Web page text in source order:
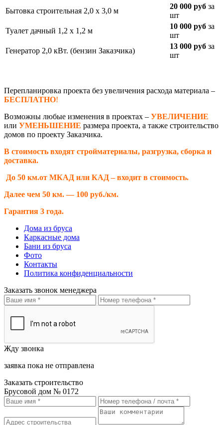
Бытовка строительная 2,0 х 3,0 м
20 000 руб за
шт
Туалет дачный 1,2 х 1,2 м
10 000 руб за
шт
Генератор 2,0 кВт. (бензин Заказчика)
13 000 руб за
шт
Перепланировка проекта без увеличения расхода материала –
БЕСПЛАТНО!
Возможны любые изменения в проектах – УВЕЛИЧЕНИЕ
или УМЕНЬШЕНИЕ размера проекта, а также строительство
домов по проекту Заказчика.
В стоимость входят стройматериалы, разгрузка, сборка и
доставка.
До 50 км.от МКАД или КАД – входит в стоимость.
Далее чем 50 км. — 100 руб./км.
Гарантия 3 года.
Дома из бруса
Каркасные дома
Бани из бруса
Фото
Контакты
Политика конфиденциальности
Заказать звонок менеджера
Жду звонка
заявка пока не отправлена
Заказать строительство
Брусовой дом № 0172